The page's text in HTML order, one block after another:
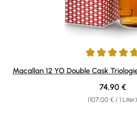
Durchschnittliche Bewertung von
Macallan 12 YO Double Cask
(107,00 € / 1 Liter)
Regulärer
74,90 €